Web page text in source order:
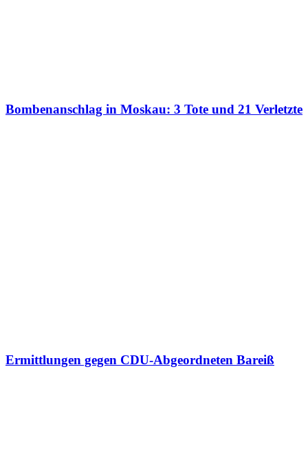
Bombenanschlag in Moskau: 3 Tote und 21 Verletzte
Ermittlungen gegen CDU-Abgeordneten Bareiß